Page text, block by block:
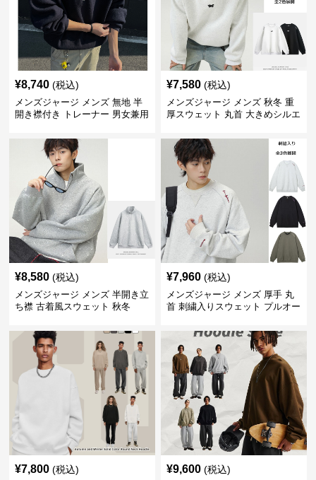
¥8,740 (税込)
メンズジャージ メンズ 無地 半
開き襟付き トレーナー 男女兼用
¥7,580 (税込)
メンズジャージ メンズ 秋冬 重
厚スウェット 丸首 大きめシルエ
¥8,580 (税込)
メンズジャージ メンズ 半開き立
ち襟 古着風スウェット 秋冬
¥7,960 (税込)
メンズジャージ メンズ 厚手 丸
首 刺繍入りスウェット プルオー
¥7,800 (税込) ¥9,600 (税込)